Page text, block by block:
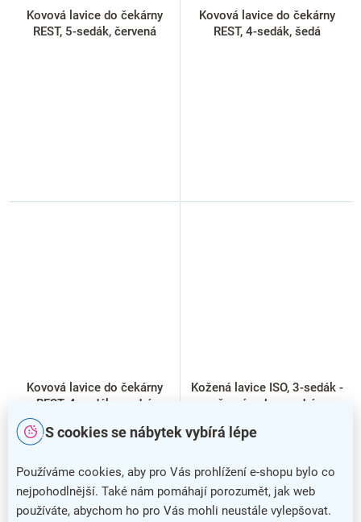
S cookies se nábytek vybírá lépe
Používáme cookies, aby pro Vás prohlížení e-shopu bylo co
nejpohodlnější. Také nám pomáhají porozumět, jak web
používáte, abychom ho pro Vás mohli neustále vylepšovat.
Kovová lavice do čekárny
REST, 5-sedák, červená
Kovová lavice do čekárny
REST, 4-sedák, šedá
Kovová lavice do čekárny
REST, 4-sedák, modrá
Kožená lavice ISO, 3-sedák -
černé nohy, modrá